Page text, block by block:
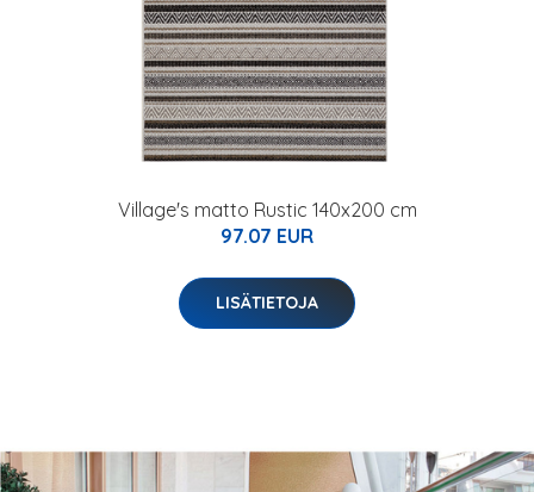
Village's matto Rustic 140x200 cm
97.07 EUR
LISÄTIETOJA